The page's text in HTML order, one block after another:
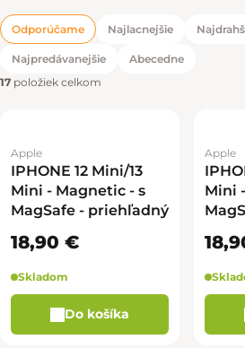
Radenie produktov
Odporúčame Najlacnejšie
Najpredávanejšie
Abecedne
17 položiek celkom
Apple
IPHONE 12 Mini/13
Mini - Magnetic - s
MagSafe - priehľadný
18,90 €
Skladom
Do košíka
Apple
Mini